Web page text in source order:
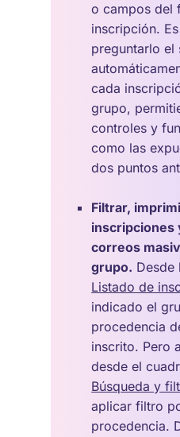
o campos del
inscripción.
preguntarlo el
cada
grupo,
controles y
como las
dos puntos
Filtrar,
inscripciones
correos
grupo. Desde
Listado de
indicado el
procedencia
inscrito. Pero
desde el
Búsqueda y
aplicar filtro
procedencia.